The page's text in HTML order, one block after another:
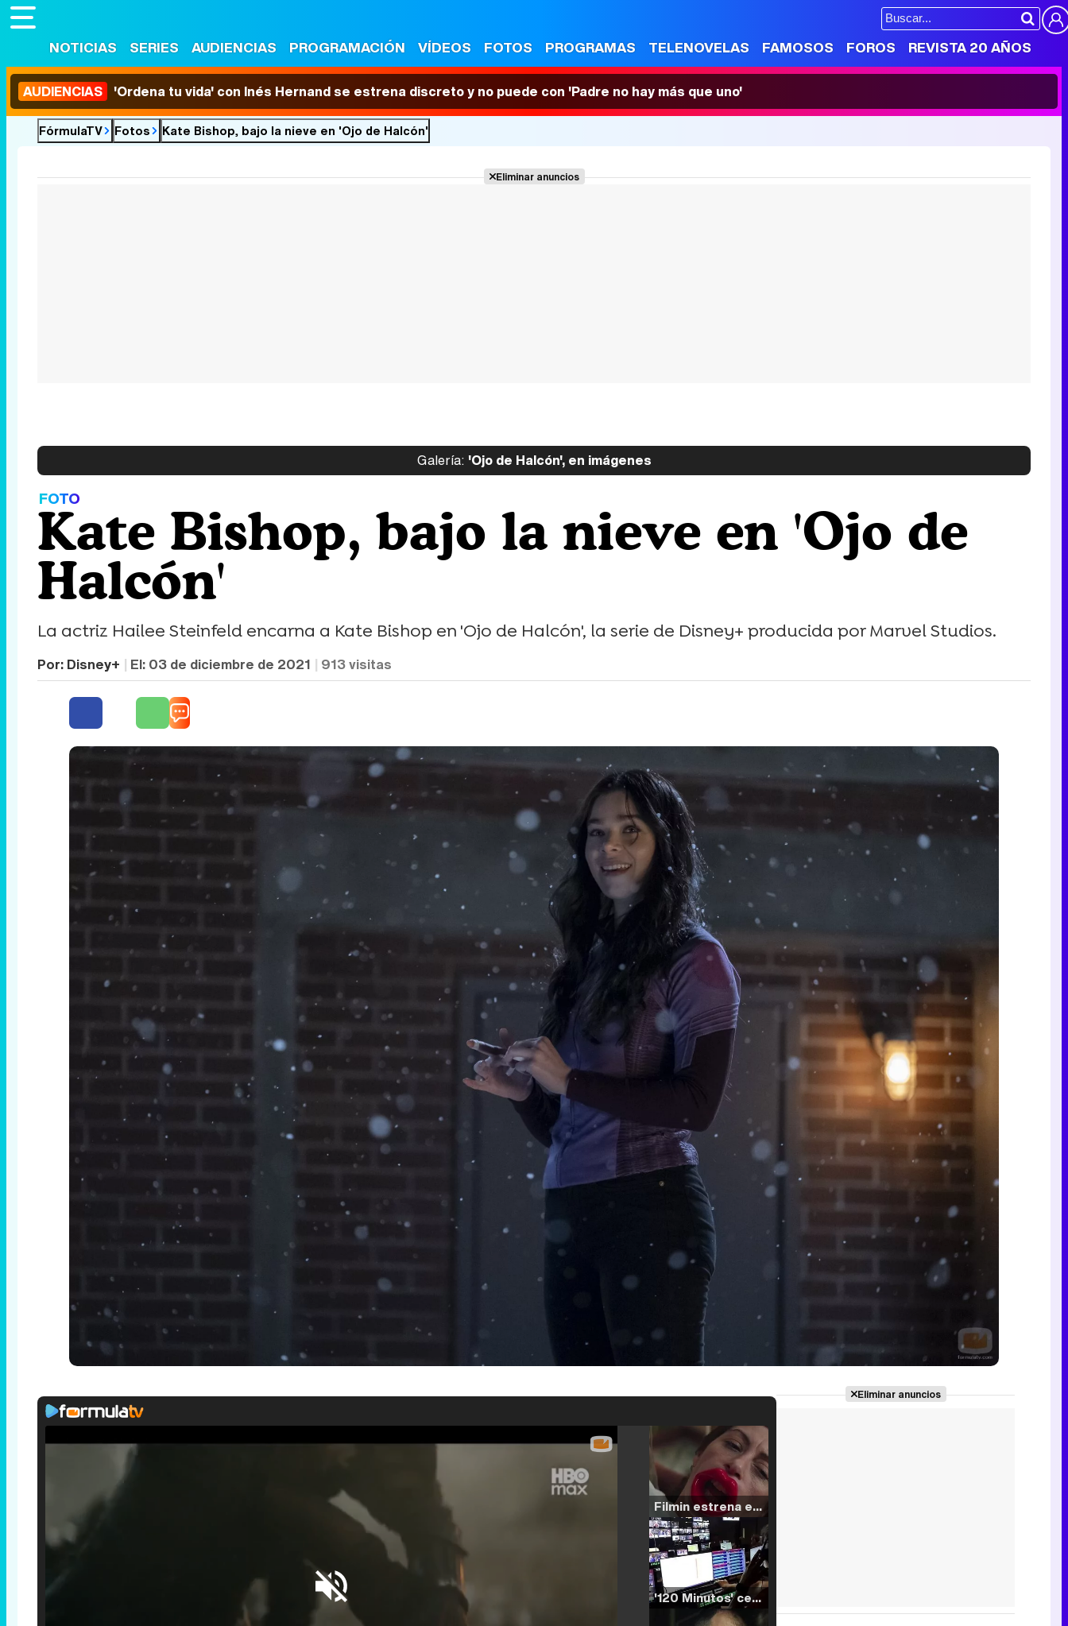
NOTICIAS SERIES AUDIENCIAS PROGRAMACIÓN VÍDEOS FOTOS PROGRAMAS TELENOVELAS FAMOSOS FOROS REVISTA 20 AÑOS
AUDIENCIAS 'Ordena tu vida' con Inés Hernand se estrena discreto y no puede con 'Padre no hay más que uno'
FórmulaTV Fotos Kate Bishop, bajo la nieve en 'Ojo de Halcón'
Eliminar anuncios
Galería: 'Ojo de Halcón', en imágenes
FOTO
Kate Bishop, bajo la nieve en 'Ojo de
Halcón'
La actriz Hailee Steinfeld encarna a Kate Bishop en 'Ojo de Halcón', la serie de Disney+ producida por Marvel Studios.
Por: Disney+ El: 03 de diciembre de 2021 913visitas
Filmin estrena el tráiler de 'Millennial Mal', su nueva comedia universitaria de la mano de Lorena Iglesias
'120 Minutos' celebra sus 2.000 programas en Telemadrid con un vídeo del día a día en la redacción
Eliminar anuncios